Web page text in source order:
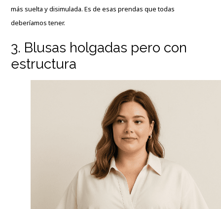
más suelta y disimulada. Es de esas prendas que todas
deberíamos tener.
3. Blusas holgadas pero con
estructura